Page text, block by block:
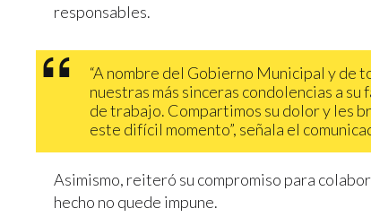
responsables.
“A nombre del Gobierno Municipal y de
nuestras más sinceras condolencias a
de trabajo. Compartimos su dolor y les
este difícil momento”, señala el
Asimismo, reiteró su compromiso para
hecho no quede impune.